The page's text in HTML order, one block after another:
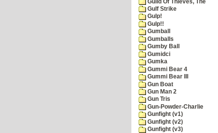
Guild Of Thieves, The
Gulf Strike
Gulp!
Gulp!!
Gumball
Gumballs
Gumby Ball
Gumidci
Gumka
Gummi Bear 4
Gummi Bear III
Gun Boat
Gun Man 2
Gun Tris
Gun-Powder-Charlie
Gunfight (v1)
Gunfight (v2)
Gunfight (v3)